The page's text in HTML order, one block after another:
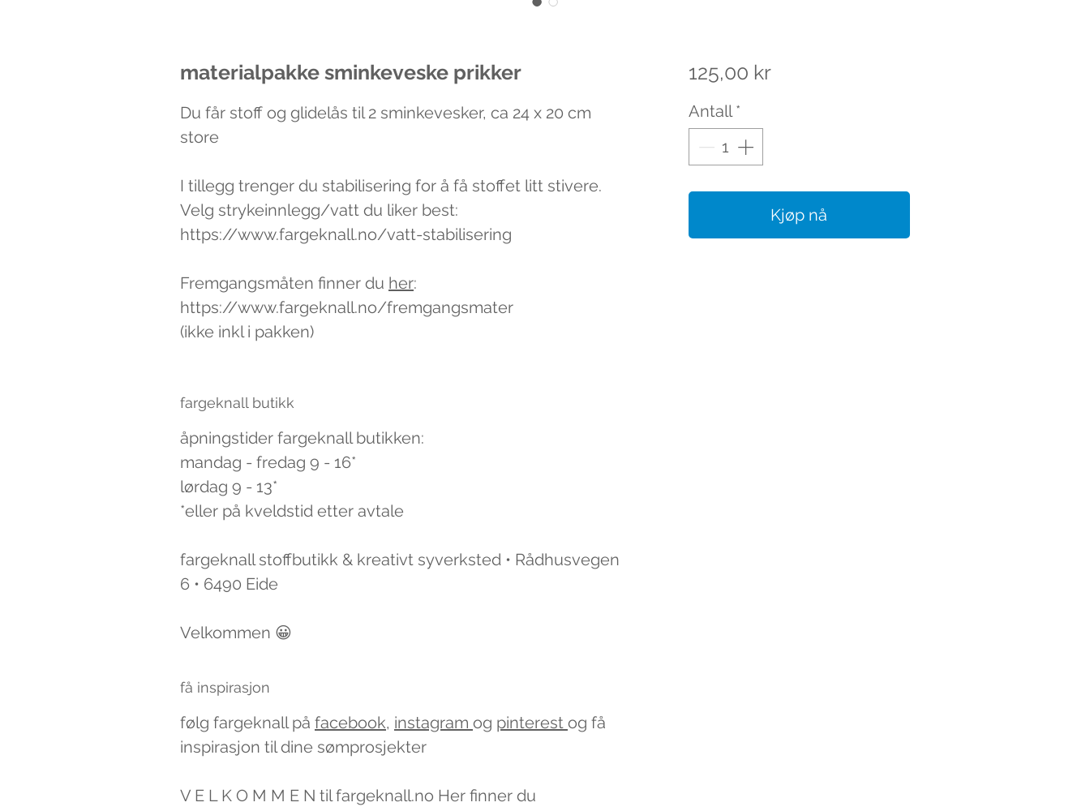
materialpakke sminkeveske prikker
Du får stoff og glidelås til 2 sminkevesker, ca 24 x 20 cm
store
I tillegg trenger du stabilisering for å få stoffet litt stivere.
Velg strykeinnlegg/vatt du liker best:
https://www.fargeknall.no/vatt-stabilisering
Fremgangsmåten finner du her:
https://www.fargeknall.no/fremgangsmater
(ikke inkl i pakken)
fargeknall butikk
åpningstider fargeknall butikken:
mandag - fredag 9 - 16*
lørdag 9 - 13*
*eller på kveldstid etter avtale
fargeknall stoffbutikk & kreativt syverksted • Rådhusvegen
6 • 6490 Eide
Velkommen 😀
få inspirasjon
følg fargeknall på facebook, instagram og pinterest og få
inspirasjon til dine sømprosjekter
V E L K O M M E N til fargeknall.no Her finner du
125,00 krPris
Antall *
Kjøp nå